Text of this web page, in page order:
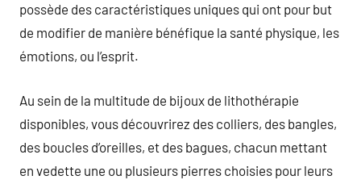
possède des caractéristiques uniques qui ont pour but
de modifier de manière bénéfique la santé physique, les
émotions, ou l’esprit.
Au sein de la multitude de bijoux de lithothérapie
disponibles, vous découvrirez des colliers, des bangles,
des boucles d’oreilles, et des bagues, chacun mettant
en vedette une ou plusieurs pierres choisies pour leurs